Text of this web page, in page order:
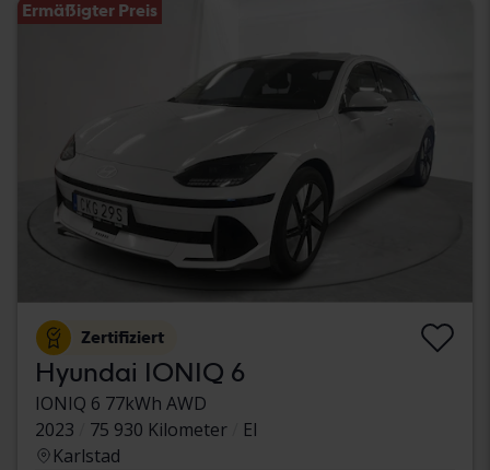
Ermäßigter Preis
Zertifiziert
Hyundai IONIQ 6
IONIQ 6 77kWh AWD
2023
75 930 Kilometer
El
Karlstad